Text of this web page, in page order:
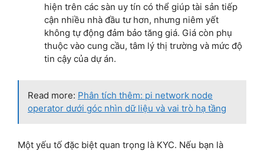
hiện trên các sàn uy tín có thể giúp tài sản tiếp
cận nhiều nhà đầu tư hơn, nhưng niêm yết
không tự động đảm bảo tăng giá. Giá còn phụ
thuộc vào cung cầu, tâm lý thị trường và mức độ
tin cậy của dự án.
Read more: Phân tích thêm: pi network node
operator dưới góc nhìn dữ liệu và vai trò hạ tầng
Một yếu tố đặc biệt quan trọng là KYC. Nếu bạn là